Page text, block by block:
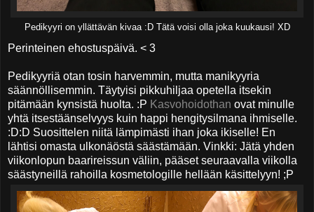
Pedikyyri on yllättävän kivaa :D Tätä voisi olla joka kuukausi! XD
Perinteinen ehostuspäivä. < 3
Pedikyyriä otan tosin harvemmin, mutta manikyyria
säännöllisemmin. Täytyisi pikkuhiljaa opetella itsekin
pitämään kynsistä huolta. :P Kasvohoidothan ovat minulle
yhtä itsestäänselvyys kuin happi hengitysilmana ihmiselle.
:D:D Suosittelen niitä lämpimästi ihan joka ikiselle! En
lähtisi omasta ulkonäöstä säästämään. Vinkki: Jätä yhden
viikonlopun baarireissun väliin, pääset seuraavalla viikolla
säästyneillä rahoilla kosmetologille hellään käsittelyyn! ;P